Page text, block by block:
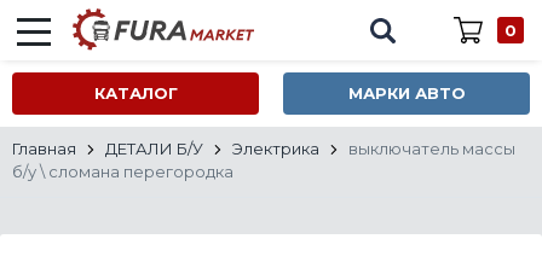
0
КАТАЛОГ МАРКИ АВТО
Главная ДЕТАЛИ Б/У Электрика
выключатель массы
б/у \ сломана перегородка